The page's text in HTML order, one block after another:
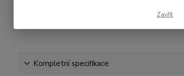
Kompletní specifikace
Zavřít